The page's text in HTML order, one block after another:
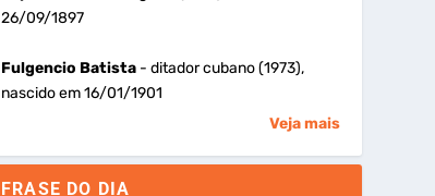
26/09/1897
Fulgencio Batista- ditador cubano (1973),
nascido em 16/01/1901
Veja mais
FRASE DO DIA